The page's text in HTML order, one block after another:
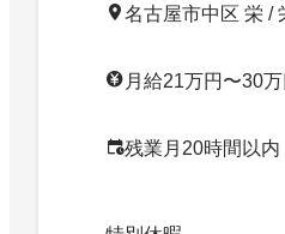
名古屋市中区 栄 /
月給21万円〜30万
残業月20時間以内